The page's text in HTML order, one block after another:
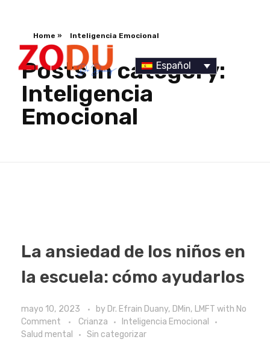
Dr Duany
Español
Home » Inteligencia Emocional
Posts in category:
Inteligencia
Emocional
La ansiedad de los niños en
la escuela: cómo ayudarlos
mayo 10, 2023 by Dr. Efrain Duany, DMin, LMFT with No
Comment
Crianza
Inteligencia Emocional
Salud mental
Sin categorizar